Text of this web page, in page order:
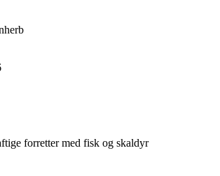
forretter med fisk og skaldyr